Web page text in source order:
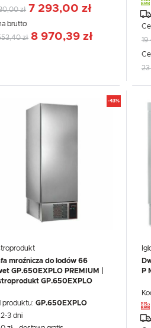
zł 7 293,00 zł
brutto:
zł 8 970,39 zł 19
23
-43%
mroźnicza do lodów 66
GP.650EXPLO PREMIUM |
GP.650EXPLO
produktu:GP.650EXPLO
2-3 dni
P